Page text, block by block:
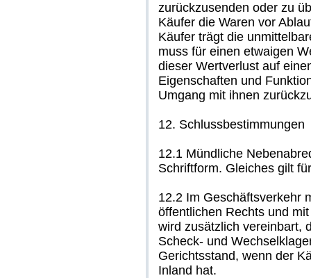
zurückzusenden oder zu
Käufer die Waren vor
Käufer trägt die
muss für einen etwaigen
dieser Wertverlust auf
Eigenschaften und
Umgang mit ihnen
12. Schlussbestimmungen
12.1 Mündliche
Schriftform. Gleiches gilt
12.2 Im Geschäftsverkehr
öffentlichen Rechts und
wird zusätzlich vereinbart,
Scheck- und
Gerichtsstand, wenn der
Inland hat.